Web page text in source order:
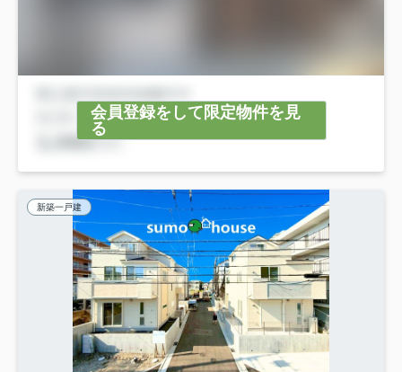
会員登録をして限定物件を見
る
新築一戸建